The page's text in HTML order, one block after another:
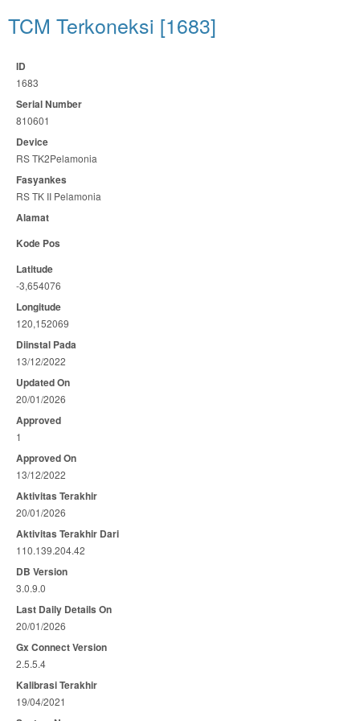
TCM Terkoneksi [1683]
ID
1683
Serial Number
810601
Device
RS TK2Pelamonia
Fasyankes
RS TK II Pelamonia
Alamat
Kode Pos
Latitude
-3,654076
Longitude
120,152069
Diinstal Pada
13/12/2022
Updated On
20/01/2026
Approved
1
Approved On
13/12/2022
Aktivitas Terakhir
20/01/2026
Aktivitas Terakhir Dari
110.139.204.42
DB Version
3.0.9.0
Last Daily Details On
20/01/2026
Gx Connect Version
2.5.5.4
Kalibrasi Terakhir
19/04/2021